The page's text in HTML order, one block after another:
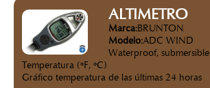
ALTIMETRO
Marca:BRUNTON
Modelo:ADC WIND
Waterproof, submersible
Temperatura (ºF, ºC)
Gráfico temperatura de las últimas 24 horas